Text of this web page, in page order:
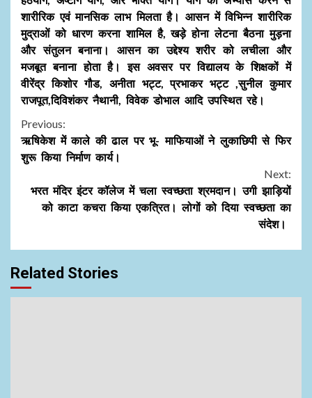
शारीरिक एवं मानसिक लाभ मिलता है। आसन में विभिन्न शारीरिक
मुद्राओं को धारण करना शामिल है, खड़े होना लेटना बैठना मुड़ना
और संतुलन बनाना। आसन का उद्देश्य शरीर को लचीला और
मजबूत बनाना होता है। इस अवसर पर विद्यालय के शिक्षकों में
वीरेंद्र किशोर गौड, अनीता भट्ट, प्रभाकर भट्ट ,सुनील कुमार
राजपूत,दिविशंकर नैथानी, विवेक डोभाल आदि उपस्थित रहे।
Continue
Reading
Previous:
ऋषिकेश में काले की ढाल पर भू- माफियाओं ने लुकाछिपी से फिर
शुरू किया निर्माण कार्य।
Next:
भरत मंदिर इंटर कॉलेज में चला स्वच्छता श्रमदान। उगी झाड़ियों
को काटा कचरा किया एकत्रित। लोगों को दिया स्वच्छता का
संदेश।
Related Stories